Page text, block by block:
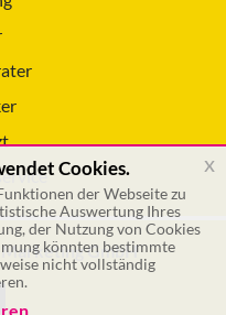
GmbH
Cookies.
der Webseite zu
Auswertung Ihres
der Nutzung von Cookies
könnten bestimmte
nicht vollständig
x